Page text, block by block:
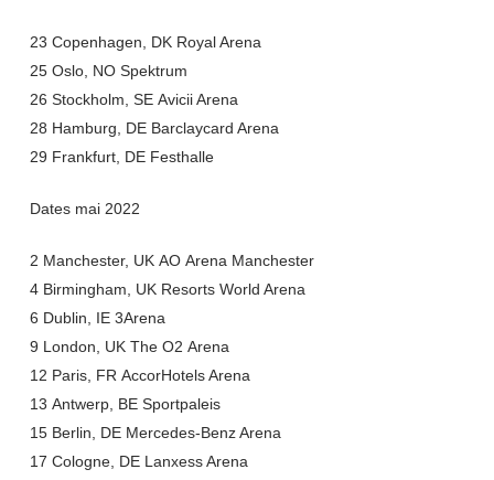
23 Copenhagen, DKRoyal Arena
25Oslo, NOSpektrum
26 Stockholm, SEAvicii Arena
28 Hamburg, DEBarclaycard Arena
29 Frankfurt, DEFesthalle
Dates mai 2022
2 Manchester, UK AOArena Manchester
4Birmingham, UKResorts World Arena
6 Dublin, IE 3Arena
9 London, UKThe O2 Arena
12 Paris, FR AccorHotels Arena
13 Antwerp, BESportpaleis
15Berlin, DEMercedes-Benz Arena
17 Cologne, DELanxess Arena